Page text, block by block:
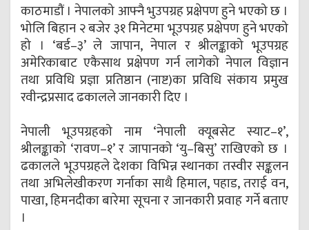
काठमाडौं । नेपालको आफ्नै भुउपग्रह प्रक्षेपण हुने भएको छ ।
भोलि बिहान २ बजेर ३१ मिनेटमा भूउपग्रह प्रक्षेपण हुने भएको
हो । ‘बर्ड–३’ ले जापान, नेपाल र श्रीलङ्काको भूउपग्रह
अमेरिकाबाट एकैसाथ प्रक्षेपण गर्न लागेको नेपाल विज्ञान
तथा प्रविधि प्रज्ञा प्रतिष्ठान (नाष्ट)का प्रविधि संकाय प्रमुख
रवीन्द्रप्रसाद ढकालले जानकारी दिए ।
नेपाली भूउपग्रहको नाम ‘नेपाली क्यूबसेट स्याट–१’,
श्रीलङ्काको ‘रावण–१’ र जापानको ‘यु–बिसु’ राखिएको छ ।
ढकालले भूउपग्रहले देशका विभिन्न स्थानका तस्वीर सङ्कलन
तथा अभिलेखीकरण गर्नाका साथै हिमाल, पहाड, तराई वन,
पाखा, हिमनदीका बारेमा सूचना र जानकारी प्रवाह गर्ने बताए
।